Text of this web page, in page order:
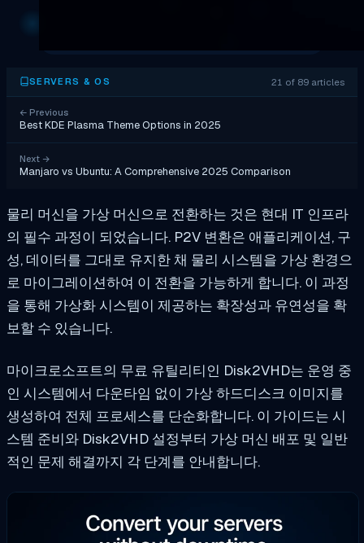
SERVERS & OS 21 of 89 articles
← Previous
Best KDE Plasma Theme Options in 2025
Next →
Manjaro vs Ubuntu: A Comprehensive 2025 Comparison
물리 머신을 가상 머신으로 전환하는 것은 현대 IT 인프라
의 필수 과정이 되었습니다. P2V 변환은 애플리케이션, 구
성, 데이터를 그대로 유지한 채 물리 시스템을 가상 환경으
로 마이그레이션하여 이 전환을 가능하게 합니다. 이 과정
을 통해 가상화 시스템이 제공하는 확장성과 유연성을 확
보할 수 있습니다.
마이크로소프트의 무료 유틸리티인 Disk2VHD는 운영 중
인 시스템에서 다운타임 없이 가상 하드디스크 이미지를
생성하여 전체 프로세스를 단순화합니다. 이 가이드는 시
스템 준비와 Disk2VHD 설정부터 가상 머신 배포 및 일반
적인 문제 해결까지 각 단계를 안내합니다.